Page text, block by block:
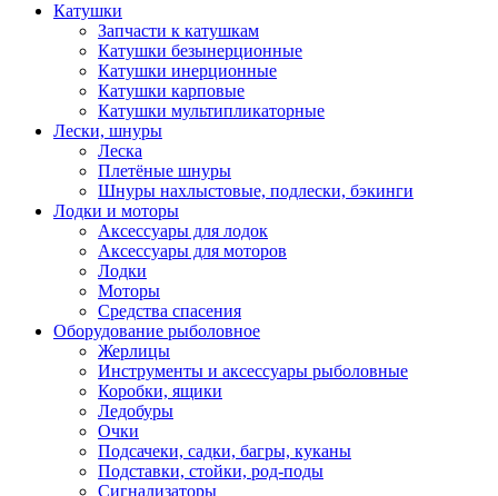
Катушки
Запчасти к катушкам
Катушки безынерционные
Катушки инерционные
Катушки карповые
Катушки мультипликаторные
Лески, шнуры
Леска
Плетёные шнуры
Шнуры нахлыстовые, подлески, бэкинги
Лодки и моторы
Аксессуары для лодок
Аксессуары для моторов
Лодки
Моторы
Средства спасения
Оборудование рыболовное
Жерлицы
Инструменты и аксессуары рыболовные
Коробки, ящики
Ледобуры
Очки
Подсачеки, садки, багры, куканы
Подставки, стойки, род-поды
Сигнализаторы